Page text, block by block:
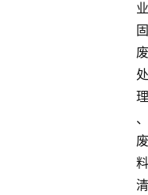
业
固
废
处
理
、
废
料
清